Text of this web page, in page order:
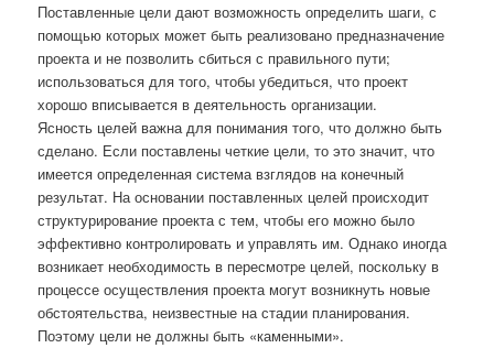
Поставленные цели дают возможность определить шаги, с
помощью которых может быть реализовано предназначение
проекта и не позволить сбиться с правильного пути;
использоваться для того, чтобы убедиться, что проект
хорошо вписывается в деятельность организации.
Ясность целей важна для понимания того, что должно быть
сделано. Если поставлены четкие цели, то это значит, что
имеется определенная система взглядов на конечный
результат. На основании поставленных целей происходит
структурирование проекта с тем, чтобы его можно было
эффективно контролировать и управлять им. Однако иногда
возникает необходимость в пересмотре целей, поскольку в
процессе осуществления проекта могут возникнуть новые
обстоятельства, неизвестные на стадии планирования.
Поэтому цели не должны быть «каменными».